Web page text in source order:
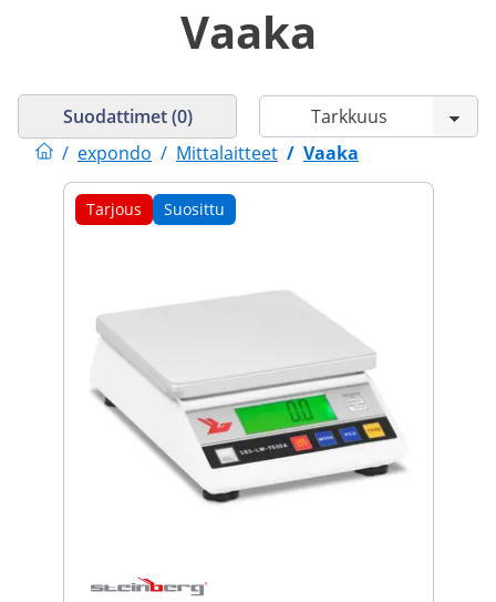
Vaaka
/ expondo / Mittalaitteet / Vaaka
Suodattimet (0)
Tarjous Suosittu